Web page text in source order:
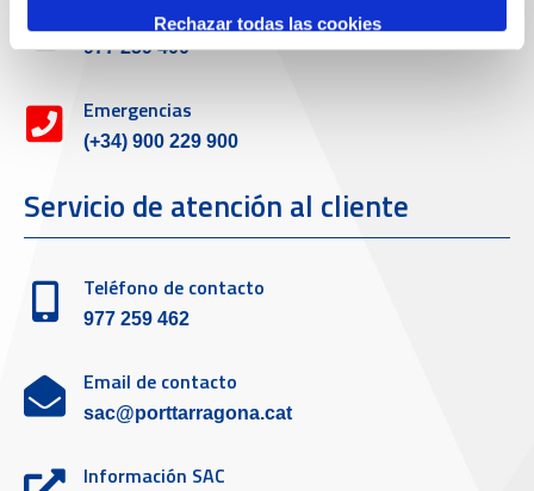
Rechazar todas las cookies
Teléfono de contacto
977 259 400
Emergencias
(+34) 900 229 900
Servicio de atención al cliente
Teléfono de contacto
977 259 462
Email de contacto
sac@porttarragona.cat
Información SAC